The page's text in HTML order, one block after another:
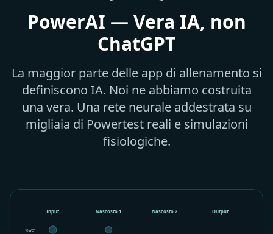
PowerAI — Vera IA, non
ChatGPT
La maggior parte delle app di allenamento si
definiscono IA. Noi ne abbiamo costruita
una vera. Una rete neurale addestrata su
migliaia di Powertest reali e simulazioni
fisiologiche.
Input Nascosto 1 Nascosto 2 Output
Power